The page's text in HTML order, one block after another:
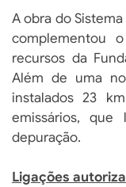
A obra do
complementou
recursos da
Além de uma
instalados 23
emissários,
depuração.
Ligações